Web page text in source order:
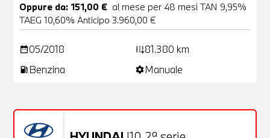
Oppure da: 151,00 € al mese per 48 mesi TAN 9,95%
TAEG 10,60% Anticipo 3.960,00 €
date_range05/2018 add_road81.380 km
local_gas_station Benzina settingsManuale